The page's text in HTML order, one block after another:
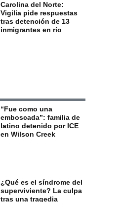
Carolina del Norte:
Vigilia pide respuestas
tras detención de 13
inmigrantes en río
“Fue como una
emboscada”: familia de
latino detenido por ICE
en Wilson Creek
¿Qué es el síndrome del
superviviente? La culpa
tras una tragedia